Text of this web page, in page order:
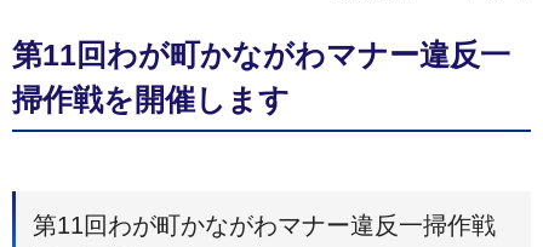
第11回わが町かながわマナー違反一
掃作戦を開催します
第11回わが町かながわマナー違反一掃作戦